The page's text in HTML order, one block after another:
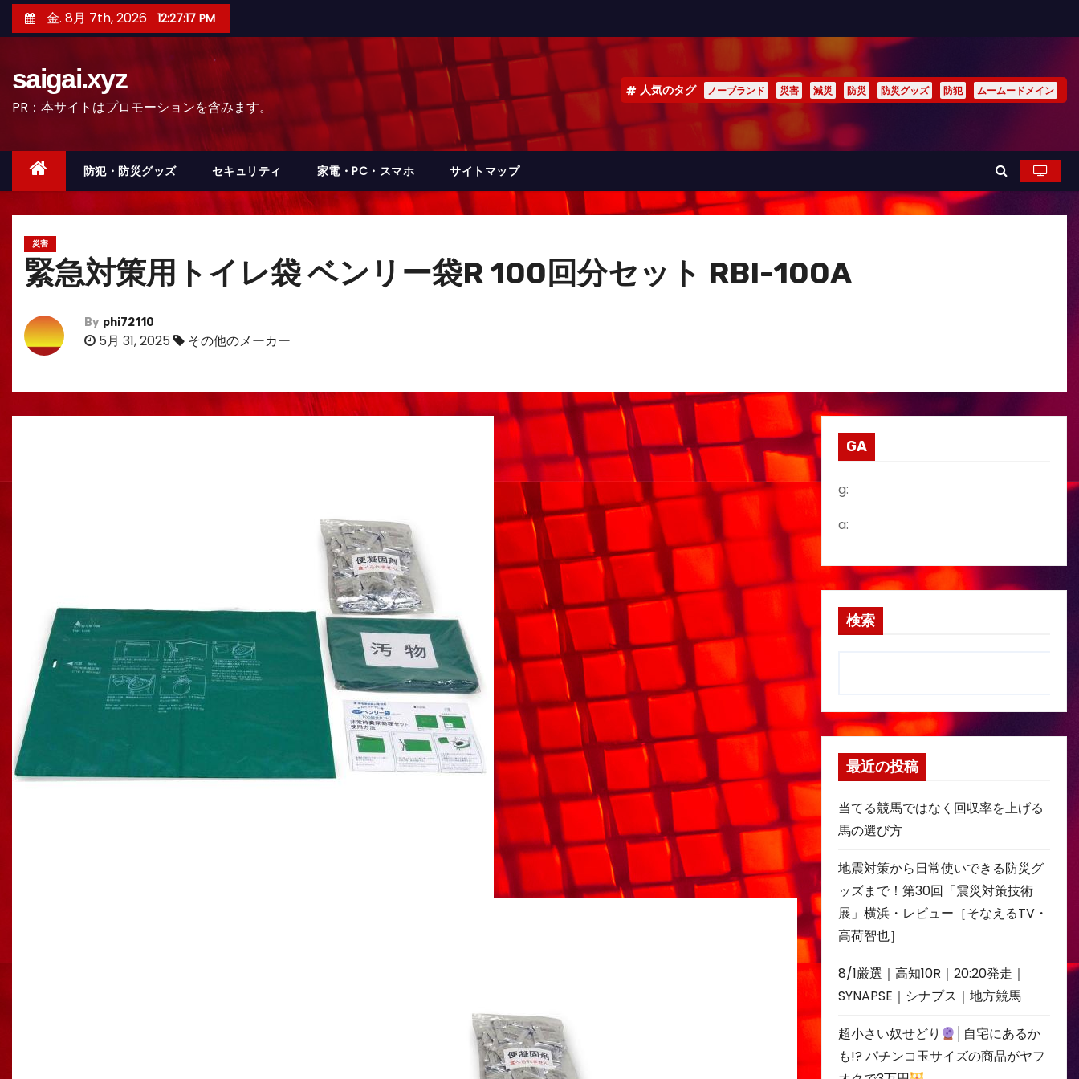
ン
ッ
金. 8月 7th, 2026 12:27:19 PM
saigai.xyz
PR：本サイトはプロモーションを含みます。
人気のタグ ノーブランド 災害 減災 防災 防災グッズ 防犯 ムームードメイン
防犯・防災グッズ セキュリティ 家電・PC・スマホ サイトマップ
災害
緊急対策用トイレ袋 ベンリー袋R 100回分セット RBI-100A
By phi72110
5月 31, 2025 その他のメーカー
GA
g:
a:
検索
最近の投稿
当てる競馬ではなく回収率を上げる
馬の選び方
地震対策から日常使いできる防災グ
ッズまで！第30回「震災対策技術
展」横浜・レビュー［そなえるTV・
高荷智也］
8/1厳選｜高知10R｜20:20発走｜
SYNAPSE｜シナプス｜地方競馬
超小さい奴せどり
│自宅にあるか
も!? パチンコ玉サイズの商品がヤフ